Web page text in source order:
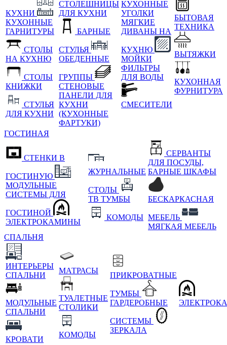
КУХНИ
КУХОННЫЕ
ГАРНИТУРЫ
СТОЛЫ
НА КУХНЮ
СТОЛЫ
КНИЖКИ
СТУЛЬЯ
ДЛЯ КУХНИ
СТОЛЕШНИЦЫ
ДЛЯ КУХНИ
БАРНЫЕ
СТУЛЬЯ
ОБЕДЕННЫЕ
ГРУППЫ
СТЕНОВЫЕ
ПАНЕЛИ ДЛЯ
КУХНИ
(КУХОННЫЕ
ФАРТУКИ)
КУХОННЫЕ
УГОЛКИ
МЯГКИЕ
ДИВАНЫ НА
КУХНЮ
МОЙКИ
ФИЛЬТРЫ
ДЛЯ ВОДЫ
СМЕСИТЕЛИ
БЫТОВАЯ
ТЕХНИКА
ВЫТЯЖКИ
КУХОННАЯ
ФУРНИТУРА
ГОСТИНАЯ
СТЕНКИ В
ГОСТИНУЮ
МОДУЛЬНЫЕ
СИСТЕМЫ ДЛЯ
ГОСТИНОЙ
ЭЛЕКТРОКАМИНЫ
ЖУРНАЛЬНЫЕ
СТОЛЫ
ТВ ТУМБЫ
КОМОДЫ
СЕРВАНТЫ
ДЛЯ ПОСУДЫ,
БАРНЫЕ ШКАФЫ
БЕСКАРКАСНАЯ
МЕБЕЛЬ
МЯГКАЯ МЕБЕЛЬ
СПАЛЬНЯ
ИНТЕРЬЕРЫ
СПАЛЬНИ
МОДУЛЬНЫЕ
СПАЛЬНИ
КРОВАТИ
МАТРАСЫ
ТУАЛЕТНЫЕ
СТОЛИКИ
КОМОДЫ
ПРИКРОВАТНЫЕ
ТУМБЫ
ГАРДЕРОБНЫЕ
СИСТЕМЫ
ЗЕРКАЛА